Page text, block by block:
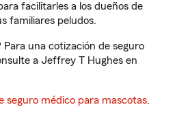
facilitarles a los dueños de
familiares peludos.
una cotización de seguro
a Jeffrey T Hughes en
seguro médico para mascotas.